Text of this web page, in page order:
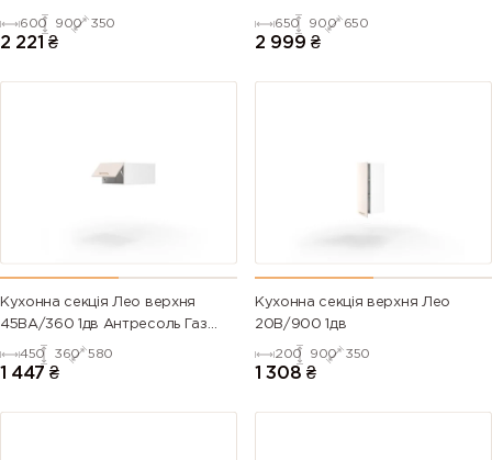
600 900 350
2 221 ₴
650 900 650
2 999 ₴
Кухонна секція Лео верхня
45ВА/360 1дв Антресоль Газ
Ліфт
450 360 580
1 447 ₴
Кухонна секція верхня Лео
20В/900 1дв
200 900 350
1 308 ₴